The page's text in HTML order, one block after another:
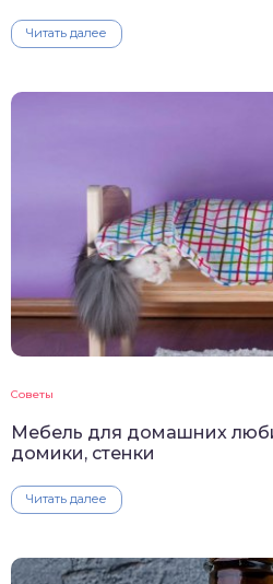
Читать далее
Советы
Мебель для домашних
домики, стенки
Читать далее